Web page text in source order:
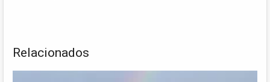
Relacionados